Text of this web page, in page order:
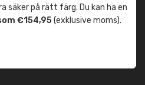
säker på rätt färg. Du kan ha en
€154,95(exklusive moms).